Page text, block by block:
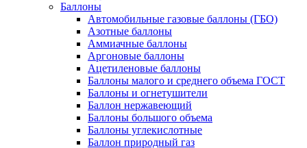
Баллоны
Автомобильные газовые баллоны (ГБО)
Азотные баллоны
Аммиачные баллоны
Аргоновые баллоны
Ацетиленовые баллоны
Баллоны малого и среднего объема ГОСТ
Баллоны и огнетушители
Баллон нержавеющий
Баллоны большого объема
Баллоны углекислотные
Баллон природный газ